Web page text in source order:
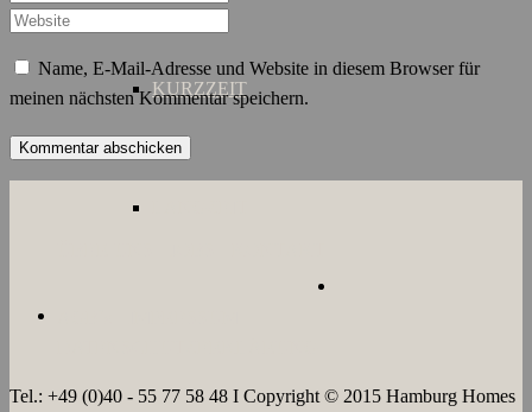
KURZZEIT
Name, E-Mail-Adresse und Website in diesem Browser für
meinen nächsten Kommentar speichern.
Tel.: +49 (0)40 - 55 77 58 48 I Copyright © 2015 Hamburg Homes